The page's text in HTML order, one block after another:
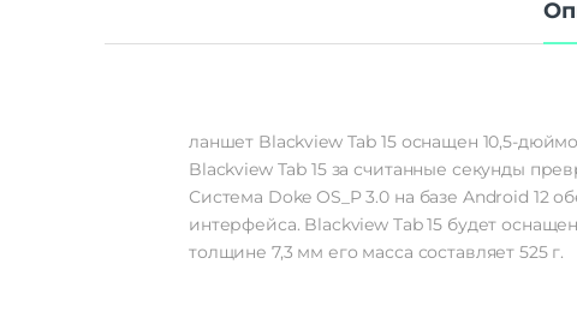
ланшет Blackview Tab 15 оснащен 10,5-
Blackview Tab 15 за считанные секунды
Система Doke OS_P 3.0 на базе Android 12
интерфейса. Blackview Tab 15 будет
толщине 7,3 мм его масса составляет 525 г.